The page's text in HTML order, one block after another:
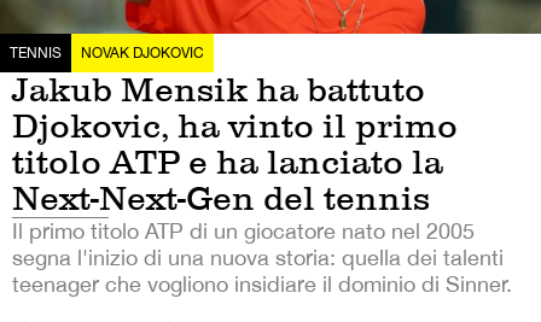
TENNIS NOVAK DJOKOVIC
Jakub Mensik ha battuto
Djokovic, ha vinto il primo
titolo ATP e ha lanciato la
Next-Next-Gen del tennis
Il primo titolo ATP di un giocatore nato nel 2005
segna l'inizio di una nuova storia: quella dei talenti
teenager che vogliono insidiare il dominio di Sinner.